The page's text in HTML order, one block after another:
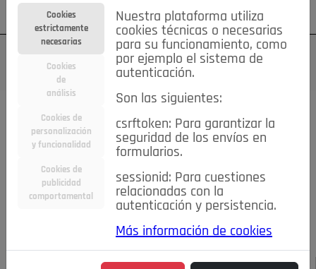
Su cuenta Regístrese ¿Olvidó su contraseña?
Todas las noticias..
#TePrestoMisOjos Caridad
Ciencia&Tecnología
Economía
Entretenimiento
Estilo de Vida
Internacional
Madrid Opinión IN
Pozuelo de Alarcón
Salud 🔴 En Directo
NOTICIAS
Cookies
estrictamente
necesarias
Cookies
de
análisis
Cookies de
personalización
y funcionalidad
Cookies de
publicidad
comportamental
Nuestra plataforma utiliza
cookies técnicas o necesarias
para su funcionamiento, como
por ejemplo el sistema de
autenticación.
Son las siguientes:
csrftoken: Para garantizar la
seguridad de los envíos en
formularios.
sessionid: Para cuestiones
relacionadas con la
autenticación y persistencia.
Más información de cookies